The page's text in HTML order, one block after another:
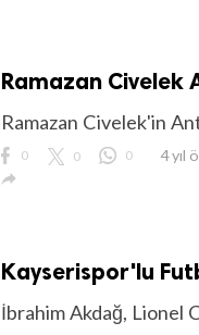
Ramazan Civelek
Ramazan Civelek'in
0 0 0 4 yıl

Kayserispor'lu
İbrahim Akdağ, Lionel